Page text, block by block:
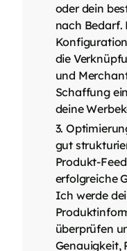
oder dein
nach Bedarf.
die
und
Schaffung
deine
gut
Produkt-
erfolgreiche
Ich werde
überprüfen
Genauigkeit,